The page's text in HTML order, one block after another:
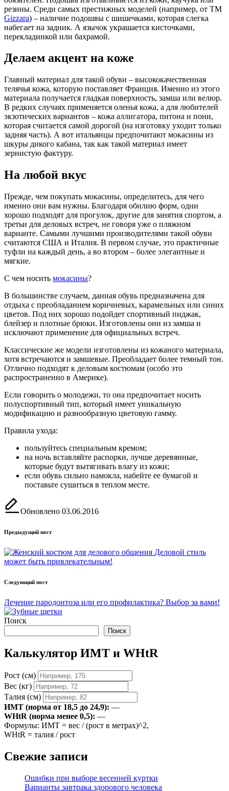
резины. Среди самых престижных моделей (например, от ТМ
Gizzara) – наличие подошвы с шишечками, которая слегка
набегает на задник. А язычок украшается кисточками,
перекладинкой или бахрамой.
Делаем акцент на коже
Главный материал для такой обуви – высококачественная
телячья кожа, которую поставляет Франция. Именно из этого
материала получается гладкая поверхность, замша или велюр.
В редких случаях применяется оленья кожа, а для любителей
экзотических вариантов – кожа аллигатора, питона и пони,
которая считается самой дорогой (на изготовку уходит только
задняя часть). А вот итальянцы предпочитают мокасины из
шкуры дикого кабана, так как такой материал имеет
зернистую фактуру.
На любой вкус
Прежде, чем покупать мокасины, определитесь, для чего
именно они вам нужны. Благодаря обилию форм, одни
хорошо подходят для прогулок, другие для занятия спортом, а
третьи для деловых встреч, не говоря уже о пляжном
варианте. Самыми лучшими производителями такой обуви
считаются США и Италия. В первом случае, это практичные
туфли на каждый день, а во втором – более элегантные и
мягкие.
С чем носить мокасины?
В большинстве случаем, данная обувь предназначена для
отдыха с преобладанием коричневых, карамельных или синих
цветов. Под них хорошо подойдет спортивный пиджак,
блейзер и плотные брюки. Изготовлены они из замша и
исключают применение для официальных встреч.
Классические же модели изготовлены из кожаного материала,
хотя встречаются и замшевые. Преобладает более темный тон.
Отлично подходят к деловым костюмам (особо это
распространенно в Америке).
Если говорить о молодежи, то она предпочитает носить
полуспортивный тип, который имеет уникальную
модификацию и разнообразную цветовую гамму.
Правила ухода:
пользуйтесь специальным кремом;
на ночь вставляйте распорки, лучше деревянные,
которые будут вытягивать влагу из кожи;
если обувь сильно намокла, набейте ее бумагой и
поставьте сушиться в теплом месте.
Обновлено 03.06.2016
Навигация
записи
Предыдущий пост
Деловой стиль
может быть привлекательным!
Следующий пост
Лечение пародонтоза или его профилактика? Выбор за вами!
Поиск
Поиск
Калькулятор ИМТ и WHtR
Рост (см)
Вес (кг)
Талия (см)
ИМТ (норма от 18,5 до 24,9): —
WHtR (норма менее 0,5): —
Формулы: ИМТ = вес / (рост в метрах)^2,
WHtR = талия / рост
Свежие записи
Ошибки при выборе весенней куртки
Варианты завтрака здорового человека